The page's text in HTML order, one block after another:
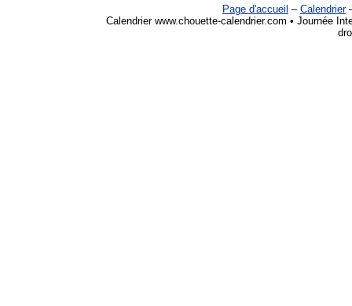
Page d'accueil – Calendrier
Calendrier www.chouette-calendrier.com • Journée